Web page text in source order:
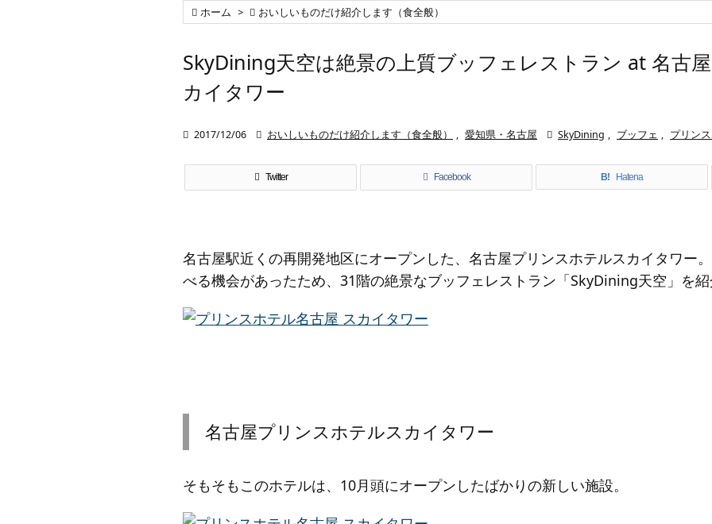
 ホーム >  おいしいものだけ紹介します（食全般）
SkyDining天空は絶景の上質ブッフェレストラン at 名古
カイタワー
 2017/12/06  おいしいものだけ紹介します（食全般） , 愛知県・名古屋  SkyDining , ブッフェ , プリン
Twitter Facebook B! Hatena
名古屋駅近くの再開発地区にオープンした、名古屋プリンスホテルスカイタワー
べる機会があったため、31階の絶景なブッフェレストラン「SkyDining天空」を紹
名古屋プリンスホテルスカイタワー
そもそもこのホテルは、10月頭にオープンしたばかりの新しい施設。